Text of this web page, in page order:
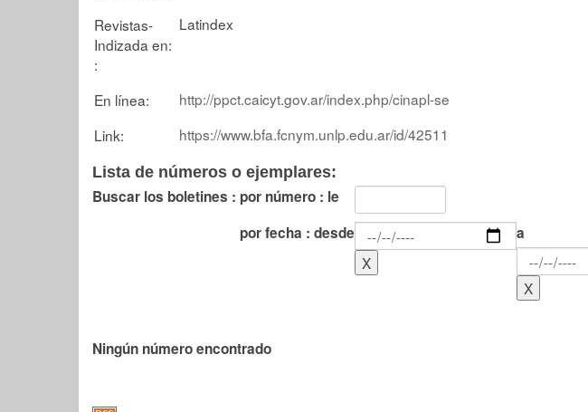
Revistas-
Indizada en:
:
Latindex
En línea:
http://ppct.caicyt.gov.ar/index.php/cinapl-se
Link:
https://www.bfa.fcnym.unlp.edu.ar/id/42511
Lista de números o ejemplares:
Buscar los boletines : por número : le
por fecha : desde
a
Ningún número encontrado